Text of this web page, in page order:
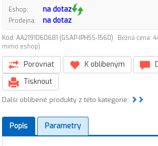
Eshop: na dotaz
Prodejna: na dotaz
Kód: AA2191060681 (GSAP-IPH5S-1560)
Běžná cena:
mimo eshop)
Porovnat K oblíbeným
Tisknout
Další oblíbené produkty z této kategorie:
Popis Parametry